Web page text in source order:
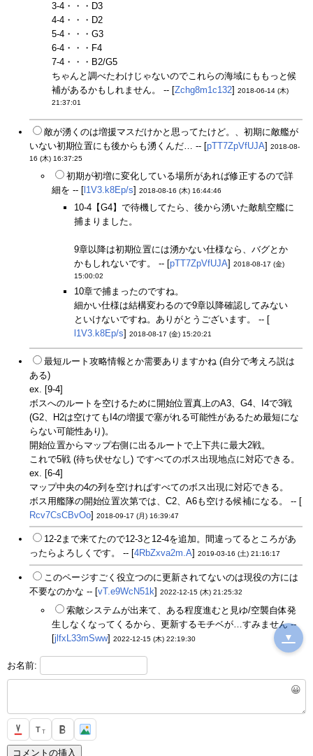
3-4・・・D3
4-4・・・D2
5-4・・・G3
6-4・・・F4
7-4・・・B2/G5
ちゃんと調べたわけじゃないのでこれらの海域にももっと候
補があるかもしれません。 -- [Zchg8m1c132] 2018-06-14 (木)
21:37:01
敵が湧くのは増援マスだけかと思ってたけど。、初期に敵艦が
いない初期位置にも後からも湧くんだ… -- [pTT7ZpVfUJA] 2018-08-
16 (木) 16:37:25
初期が初増に変化している場所があれば修正するので詳
細を -- [ l1V3.k8Ep/s] 2018-08-16 (木) 16:44:46
10-4【G4】で待機してたら、後から湧いた敵航空艦に
捕まりました。
9章以降は初期位置には湧かない仕様なら、バグとか
かもしれないです。 -- [pTT7ZpVfUJA] 2018-08-17 (金)
15:00:02
10章で捕まったのですね。
細かい仕様は結構変わるので9章以降確認してみない
といけないですね。ありがとうございます。 -- [
l1V3.k8Ep/s] 2018-08-17 (金) 15:20:21
最短ルート攻略情報とか需要ありますかね (自分で考えろ説は
ある)
ex. [9-4]
ボスへのルートを空けるために開始位置真上のA3、G4、I4で3戦
(G2、H2は空けてもI4の増援で塞がれる可能性があるため最短にな
らない可能性あり)。
開始位置からマップ右側に出るルートで上下共に最大2戦。
これで5戦 (待ち伏せなし) ですべてのボス出現地点に対応できる。
ex. [6-4]
マップ中央の4の列を空ければすべてのボス出現に対応できる。
ボス用艦隊の開始位置次第では、C2、A6も空ける候補になる。 -- [
Rcv7CsCBvOo] 2018-09-17 (月) 16:39:47
12-2まで来てたので12-3と12-4を追加。間違ってるところがあ
ったらよろしくです。 -- [4RbZxva2m.A] 2019-03-16 (土) 21:16:17
このページすごく役立つのに更新されてないのは現役の方には
不要なのかな -- [vT.e9WcN51k] 2022-12-15 (木) 21:25:32
索敵システムが出来て、ある程度進むと見ゆ/空襲自体発
生しなくなってくるから、更新するモチベが…すみません --
[jlfxL33mSww] 2022-12-15 (木) 22:19:30
お名前:
😀
T T
▼